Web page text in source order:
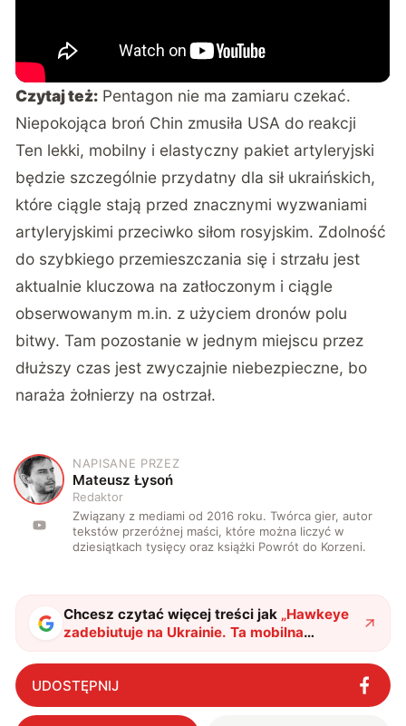
Czytaj też: Pentagon nie ma zamiaru czekać.
Niepokojąca broń Chin zmusiła USA do reakcji
Ten lekki, mobilny i elastyczny pakiet artyleryjski
będzie szczególnie przydatny dla sił ukraińskich,
które ciągle stają przed znacznymi wyzwaniami
artyleryjskimi przeciwko siłom rosyjskim. Zdolność
do szybkiego przemieszczania się i strzału jest
aktualnie kluczowa na zatłoczonym i ciągle
obserwowanym m.in. z użyciem dronów polu
bitwy. Tam pozostanie w jednym miejscu przez
dłuższy czas jest zwyczajnie niebezpieczne, bo
naraża żołnierzy na ostrzał.
M
NAPISANE PRZEZ
Mateusz Łysoń
Redaktor
Związany z mediami od 2016 roku. Twórca gier, autor
tekstów przeróżnej maści, które można liczyć w
dziesiątkach tysięcy oraz książki Powrót do Korzeni.
Chcesz czytać więcej treści jak „Hawkeye
zadebiutuje na Ukrainie. Ta mobilna
artyleria łączy 105-mm haubicę z podstawą
Humvee"?
UDOSTĘPNIJ